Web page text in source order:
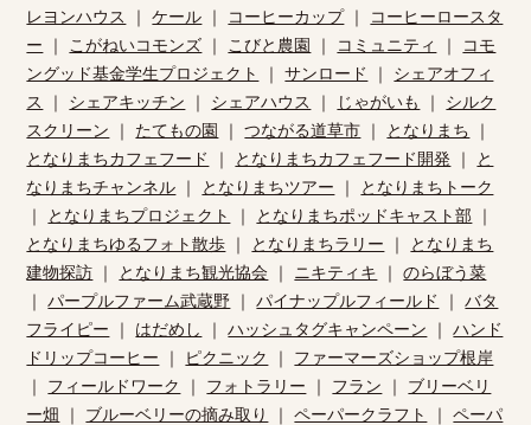
レヨンハウス
｜ケール ｜ コーヒーカップ｜
コーヒーロースタ
ー ｜ こがねいコモンズ ｜ こびと農園 ｜ コミュニティ ｜
コモ
ングッド基金学生プロジェクト
｜サンロード ｜ シェアオフィ
ス
｜ シェアキッチン ｜ シェアハウス ｜ じゃがいも ｜ シルク
スクリーン ｜ たてもの園 ｜つながる道草市 ｜ となりまち ｜
となりまちカフェフード
｜ となりまちカフェフード開発 ｜
と
なりまちチャンネル ｜ となりまちツアー ｜
となりまちトーク
｜
となりまちプロジェクト ｜ となりまちポッドキャスト部 ｜
となりまちゆるフォト散歩 ｜ となりまちラリー ｜
となりまち
建物探訪 ｜ となりまち観光協会 ｜ ニキティキ ｜のらぼう菜
｜パープルファーム武蔵野 ｜パイナップルフィールド ｜バタ
フライピー ｜ はだめし ｜ハッシュタグキャンペーン ｜ハンド
ドリップコーヒー ｜ ピクニック ｜ ファーマーズショップ根岸
｜ フィールドワーク ｜ フォトラリー ｜ フラン ｜ ブリーベリ
ー畑 ｜ ブルーベリーの摘み取り ｜ペーパークラフト ｜ペーパ